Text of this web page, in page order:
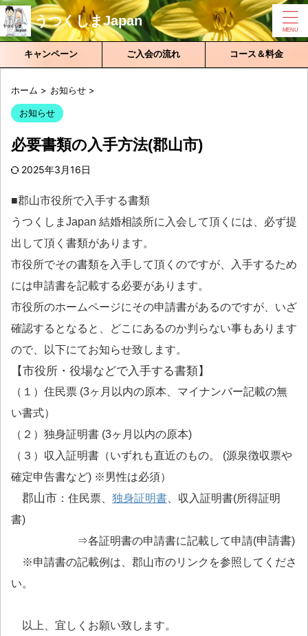
うつくしまJapan
キャンペーン ご入会の流れ コース＆料金
ホーム > お知らせ >
お知らせ
必要書類の入手方法(郡山市)
2025年3月16日
■郡山市役所で入手する書類
うつくしまJapan 結婚相談所に入会して頂くには、必ず提
出して頂く書類があります。
市役所でその書類を入手して頂くのですが、入手するため
には申請書を記載する必要があります。
市役所のホームページにその申請書があるのですが、いざ
確認するとなると、どこにあるのか判らない事もあります
ので、以下にてお知らせ致します。
【市役所・役場などで入手する書類】
（１）住民票 (3ヶ月以内の原本、マイナンバー記載の無
い書式）
（２）独身証明書 (3ヶ月以内の原本)
（３）収入証明書（いずれも直近のもの。 (源泉徴収票や
確定申告書など) ※男性は必須）
郡山市 ：住民票、 独身証明書 、収入証明書(所得証明
書)
⇒各証明書の申請書に記載して申請(申請書)
※申請書の記載例は、郡山市のリンクを参照してくださ
い。
以上、宜しくお願い致します。